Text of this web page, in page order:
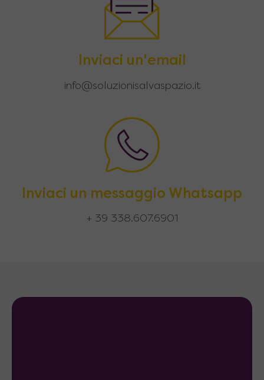
Inviaci un'email
info@soluzionisalvaspazio.it
Inviaci un messaggio Whatsapp
+ 39 338.607.6901